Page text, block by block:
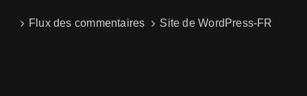
Flux des commentaires Site de WordPress-FR